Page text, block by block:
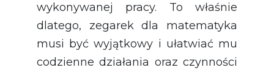
wykonywanej pracy. To właśnie
dlatego, zegarek dla matematyka
musi być wyjątkowy i ułatwiać mu
codzienne działania oraz czynności